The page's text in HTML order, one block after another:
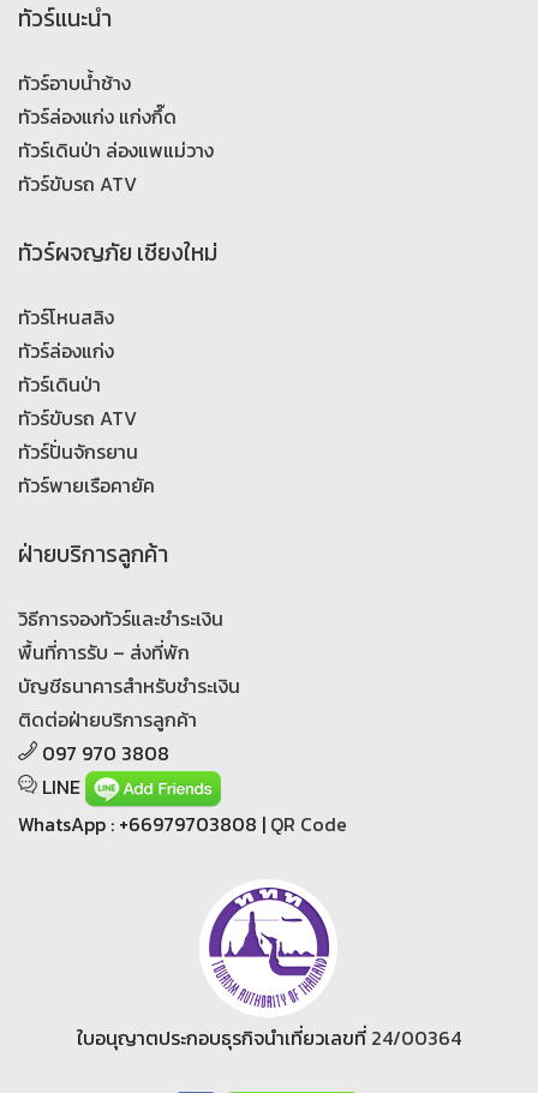
ทัวร์แนะนำ
ทัวร์อาบน้ำช้าง
ทัวร์ล่องแก่ง แก่งกึ๊ด
ทัวร์เดินป่า ล่องแพแม่วาง
ทัวร์ขับรถ ATV
ทัวร์ผจญภัย เชียงใหม่
ทัวร์โหนสลิง
ทัวร์ล่องแก่ง
ทัวร์เดินป่า
ทัวร์ขับรถ ATV
ทัวร์ปั่นจักรยาน
ทัวร์พายเรือคายัค
ฝ่ายบริการลูกค้า
วิธีการจองทัวร์และชำระเงิน
พื้นที่การรับ – ส่งที่พัก
บัญชีธนาคารสำหรับชำระเงิน
ติดต่อฝ่ายบริการลูกค้า
097 970 3808
LINE
WhatsApp : +66979703808 | QR Code
ใบอนุญาตประกอบธุรกิจนำเที่ยวเลขที่ 24/00364